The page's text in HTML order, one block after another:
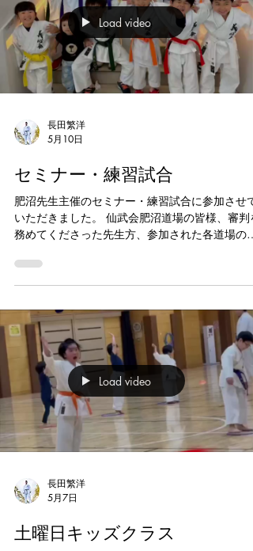
16:30〜17:30 【初級クラス】 月曜日 16:30〜
18:00 木曜日 16:45〜18:15 【合同クラス】 水
日 17:30〜19:00 【会場】 BEST STYLE FITNESS
浦安店 【住所】 〒279-0013 千葉県浦安市日の
5-7-3 【体験レッスン】 1回 1,100円（税込）
よりお気軽にお問い合わせください。 #浦安習い
室
Load video
長田繁洋
5月10日
セミナー・練習試合
肥沼先生主催のセミナー・練習試合に参加させて
いただきました。 仙武会肥沼道場の皆様、審判を
務めてくださった先生方、参加された各道場の先
りがとうございました。 【特別講師】 ■ 原田明
先生（現ナショナルチーム） 上級・中級クラスを
YouTuber） 初級クラスをご指導いただきました。
トップレベルの選手・指導者から直接学ぶことが
でき、子どもたちにとって大変貴重な経験となり
ました。 義心会では、定期的に出稽古や練習試合
に参加しています。 技術向上だけでなく、他道場
の仲間との交流を通じて、礼儀や社会性を育てて
います。 空手を通じて、強さだけでなく、人とし
ての成長を大切にしています。 道場生募集中で
す。 体験をご希望の方は、お気軽にお問い合わせ
#空手キッズ #義心会
Load video
長田繁洋
5月7日
土曜日キッズクラス